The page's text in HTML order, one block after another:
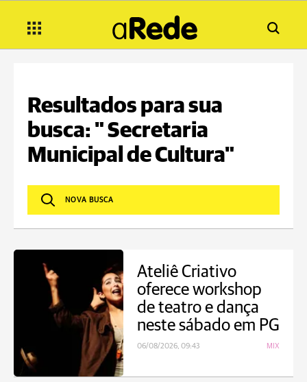
Resultados para sua
busca: " Secretaria
Municipal de Cultura"
Ateliê Criativo
oferece workshop
de teatro e dança
neste sábado em PG
06/08/2026, 09:43 MIX